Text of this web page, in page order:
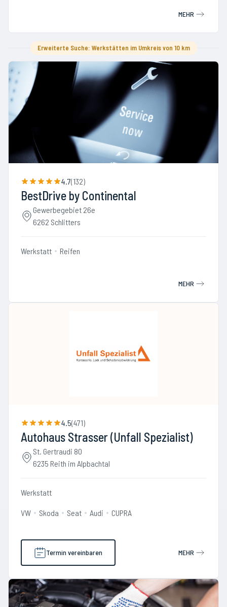
MEHR
Erweiterte Suche: Werkstätten im Umkreis von 10 km
4.7(132)
BestDrive by Continental
Gewerbegebiet 26e
6262 Schlitters
Werkstatt Reifen
MEHR
4.5(471)
Autohaus Strasser (Unfall Spezialist)
St. Gertraudi 80
6235 Reith im Alpbachtal
Werkstatt
VW Skoda Seat Audi CUPRA
Termin vereinbaren MEHR